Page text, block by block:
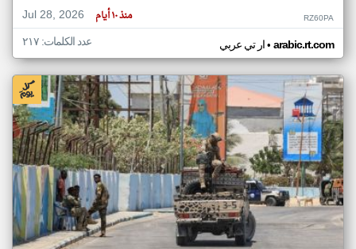
Jul 28, 2026
منذ ١٠ أيام RZ60PA
ار تي عربي• arabic.rt.com عدد الكلمات: ٢١٧